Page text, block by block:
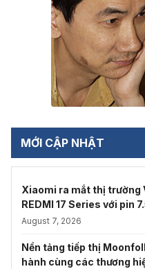
MỚI CẬP NHẬT
Xiaomi ra mắt thị trường
REDMI 17 Series với pin
August 7, 2026
Nền tảng tiếp thị
hành cùng các thương